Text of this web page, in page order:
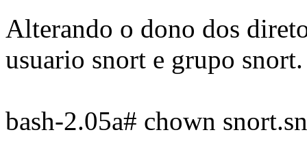
Alterando o dono dos
usuario snort e grupo snort.
bash-2.05a# chown